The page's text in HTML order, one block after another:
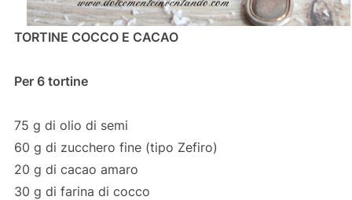
TORTINE COCCO E CACAO
Per 6 tortine
75 g di olio di semi
60 g di zucchero fine (tipo Zefiro)
20 g di cacao amaro
30 g di farina di cocco